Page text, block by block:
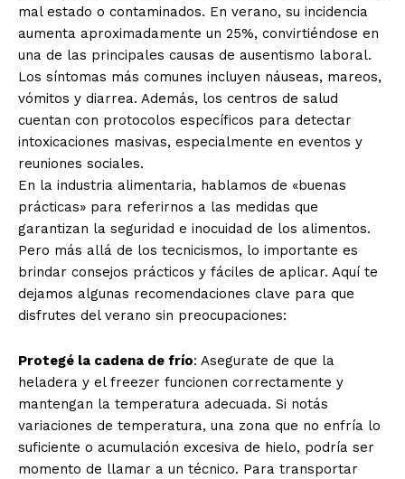
mal estado o contaminados. En verano, su incidencia
aumenta aproximadamente un 25%, convirtiéndose en
una de las principales causas de ausentismo laboral.
Los síntomas más comunes incluyen náuseas, mareos,
vómitos y diarrea. Además, los centros de salud
cuentan con protocolos específicos para detectar
intoxicaciones masivas, especialmente en eventos y
reuniones sociales.
En la industria alimentaria, hablamos de «buenas
prácticas» para referirnos a las medidas que
garantizan la seguridad e inocuidad de los alimentos.
Pero más allá de los tecnicismos, lo importante es
brindar consejos prácticos y fáciles de aplicar. Aquí te
dejamos algunas recomendaciones clave para que
disfrutes del verano sin preocupaciones:
Protegé la cadena de frío: Asegurate de que la
heladera y el freezer funcionen correctamente y
mantengan la temperatura adecuada. Si notás
variaciones de temperatura, una zona que no enfría lo
suficiente o acumulación excesiva de hielo, podría ser
momento de llamar a un técnico. Para transportar